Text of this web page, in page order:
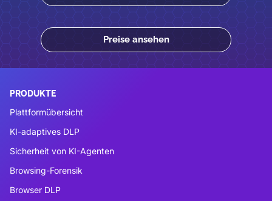
Preise ansehen
PRODUKTE
Plattformübersicht
KI-adaptives DLP
Sicherheit von KI-Agenten
Browsing-Forensik
Browser DLP